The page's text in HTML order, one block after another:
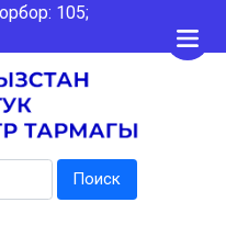
105;
Поиск